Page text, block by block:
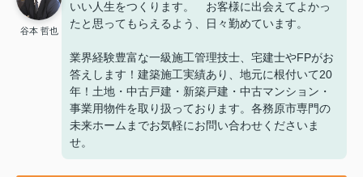
谷本 哲也
いい人生をつくります。 お客様に出会えてよかっ
たと思ってもらえるよう、日々勤めています。
業界経験豊富な一級施工管理技士、宅建士やFPがお
答えします！建築施工実績あり、地元に根付いて20
年！土地・中古戸建・新築戸建・中古マンション・
事業用物件を取り扱っております。各務原市専門の
未来ホームまでお気軽にお問い合わせくださいま
せ。